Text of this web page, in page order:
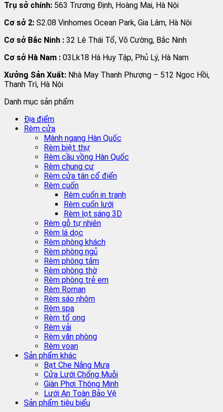
Trụ sở chính: 563 Trương Định, Hoàng Mai, Hà Nội
Cơ sở 2: S2.08 Vinhomes Ocean Park, Gia Lâm, Hà Nội
Cơ sở Bắc Ninh : 32 Lê Thái Tổ, Võ Cường, Bắc Ninh
Cơ sở Hà Nam : 03Lk18 Hà Huy Tập, Phủ Lý, Hà Nam
Xưởng Sản Xuất: Nhà May Thanh Phượng – 512 Ngọc Hồi,
Thanh Trì, Hà Nội
Danh mục sản phẩm
Địa điểm
Rèm cửa
Mành ngang Hàn Quốc
Rèm biệt thự
Rèm cầu vồng Hàn Quốc
Rèm chung cư
Rèm cửa tân cổ điển
Rèm cuốn
Rèm cuốn in tranh
Rèm cuốn lưới
Rèm lọt sáng 3D
Rèm gỗ tự nhiên
Rèm lá dọc
Rèm phòng khách
Rèm phòng ngủ
Rèm phòng tắm
Rèm phòng thờ
Rèm phòng trẻ em
Rèm Roman
Rèm sáo nhôm
Rèm spa
Rèm tổ ong
Rèm vải
Rèm văn phòng
Rèm voan
Sản phẩm khác
Bạt Che Nắng Mưa
Cửa Lưới Chống Muỗi
Giàn Phơi Thông Minh
Lưới An Toàn Bảo Vệ
Sản phẩm tiêu biểu